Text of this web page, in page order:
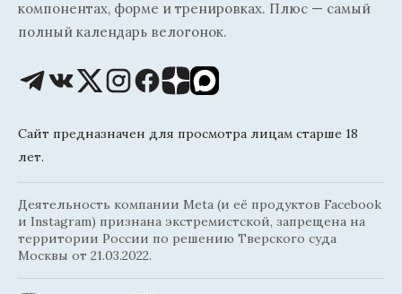
компонентах, форме и тренировках. Плюс — самый
полный календарь велогонок.
Сайт предназначен для просмотра лицам старше 18
лет.
Деятельность компании Meta (и её продуктов Facebook
и Instagram) признана экстремистской, запрещена на
территории России по решению Тверского суда
Москвы от 21.03.2022.